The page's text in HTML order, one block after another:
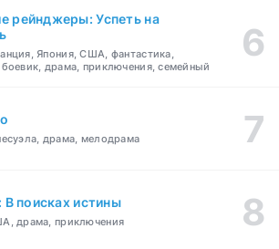
рейнджеры: Успеть на
Япония, США, фантастика,
драма, приключения, семейный
драма, мелодрама
В поисках истины
драма, приключения